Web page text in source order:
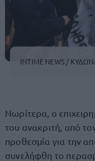
INTIME NEWS /
Νωρίτερα, ο
του ανακριτή, από
προθεσμία για την
συνελήφθη το